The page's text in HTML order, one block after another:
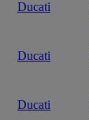
Ducati
Ducati
Ducati